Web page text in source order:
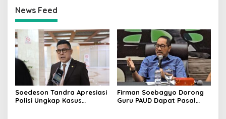
News Feed
Soedeson Tandra Apresiasi
Polisi Ungkap Kasus
Firman Soebagyo Dorong
Guru PAUD Dapat Pasal